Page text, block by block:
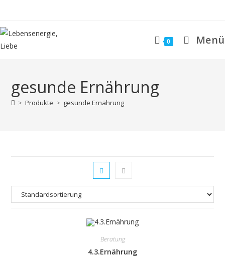
springen
0 Menü
gesunde Ernährung
> Produkte > gesunde Ernährung
Beratung
4.3.Ernährung